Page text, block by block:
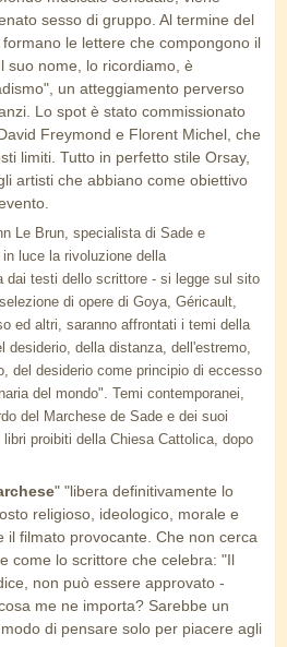
sesso di gruppo. Al termine del
le lettere che compongono il
suo nome, lo ricordiamo, è
un atteggiamento perverso
Lo spot è stato commissionato
Freymond e Florent Michel, che
limiti. Tutto in perfetto stile Orsay,
artisti che abbiano come obiettivo
Le Brun, specialista di Sade e
luce la rivoluzione della
dai testi dello scrittore - si legge sul sito
di opere di Goya, Géricault,
ed altri, saranno affrontati i temi della
desiderio, della distanza, dell'estremo,
del desiderio come principio di eccesso
del mondo". Temi contemporanei,
del Marchese de Sade e dei suoi
proibiti della Chiesa Cattolica, dopo
" "libera definitivamente lo
religioso, ideologico, morale e
il filmato provocante. Che non cerca
come lo scrittore che celebra: "Il
non può essere approvato -
me ne importa? Sarebbe un
di pensare solo per piacere agli